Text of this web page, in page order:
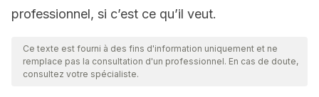
professionnel, si c’est ce qu’il veut.
Ce texte est fourni à des fins d'information uniquement et ne
remplace pas la consultation d'un professionnel. En cas de doute,
consultez votre spécialiste.